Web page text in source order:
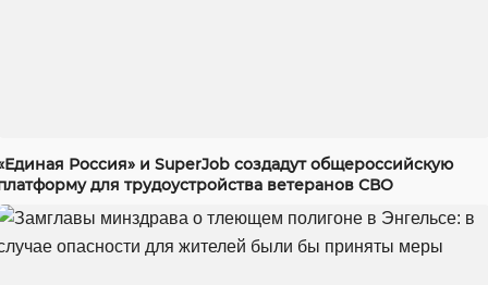
Россия» и SuperJob создадут общероссийскую
для трудоустройства ветеранов СВО